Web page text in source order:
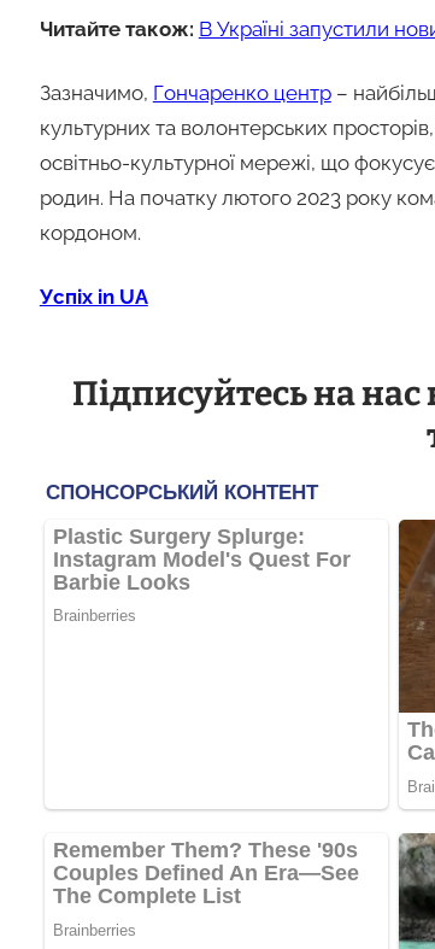
Читайте також: В Україні запустили
Зазначимо, Гончаренко центр–
культурних та волонтерських
освітньо-культурної мережі, що
родин. На початку лютого 2023 року
кордоном.
Успіх in UA
Підписуйтесь на нас